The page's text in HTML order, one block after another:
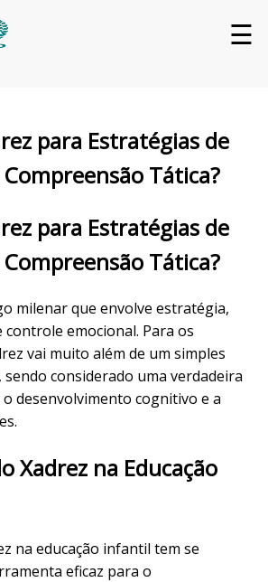
☰
para Estratégias de
Tática?
para Estratégias de
Tática?
milenar que envolve estratégia,
controle emocional. Para os
vai muito além de um simples
considerado uma verdadeira
desenvolvimento cognitivo e a
Xadrez na Educação
na educação infantil tem se
eficaz para o